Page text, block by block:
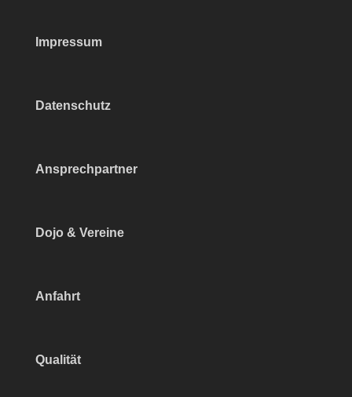
Impressum
Datenschutz
Ansprechpartner
Dojo & Vereine
Anfahrt
Qualität